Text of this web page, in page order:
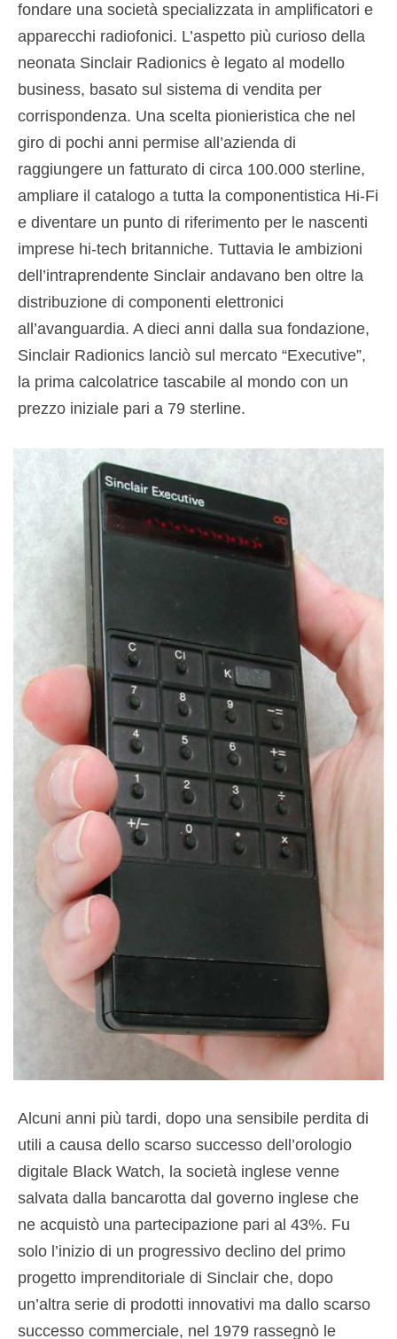
fondare una società specializzata in amplificatori e
apparecchi radiofonici. L’aspetto più curioso della
neonata Sinclair Radionics è legato al modello
business, basato sul sistema di vendita per
corrispondenza. Una scelta pionieristica che nel
giro di pochi anni permise all’azienda di
raggiungere un fatturato di circa 100.000 sterline,
ampliare il catalogo a tutta la componentistica Hi-Fi
e diventare un punto di riferimento per le nascenti
imprese hi-tech britanniche. Tuttavia le ambizioni
dell’intraprendente Sinclair andavano ben oltre la
distribuzione di componenti elettronici
all’avanguardia. A dieci anni dalla sua fondazione,
Sinclair Radionics lanciò sul mercato “Executive”,
la prima calcolatrice tascabile al mondo con un
prezzo iniziale pari a 79 sterline.
Alcuni anni più tardi, dopo una sensibile perdita di
utili a causa dello scarso successo dell’orologio
digitale Black Watch, la società inglese venne
salvata dalla bancarotta dal governo inglese che
ne acquistò una partecipazione pari al 43%. Fu
solo l’inizio di un progressivo declino del primo
progetto imprenditoriale di Sinclair che, dopo
un’altra serie di prodotti innovativi ma dallo scarso
successo commerciale, nel 1979 rassegnò le